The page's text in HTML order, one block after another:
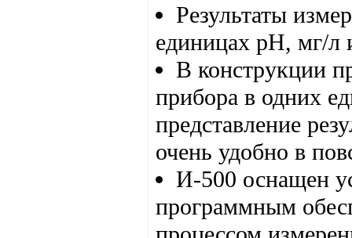
Результаты
единицах pH, мг/
В конструкции
прибора в одних
представление
очень удобно в
И-500 оснащен
программным